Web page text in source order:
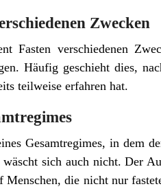
Zwecken
Fasten verschiedenen
Häufig geschieht dies,
teilweise erfahren hat.
Gesamtregimes, in dem
sich auch nicht. Der
Menschen, die nicht nur